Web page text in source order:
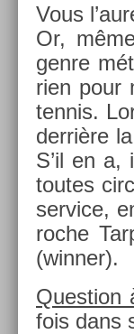
Vous
Or,
genre
rien pour
ten­nis.
derrière
S’il en a,
toutes
ser­vice,
roche
(winn­er).
Ques­tion
fois dans